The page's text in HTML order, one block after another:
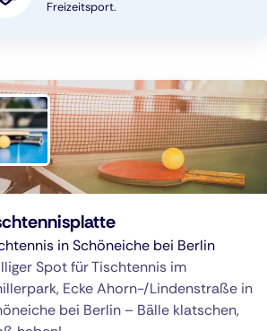
Freizeitsport.
in Schöneiche bei Berlin
Spot für Tischtennis im
Ecke Ahorn-/Lindenstraße in
bei Berlin – Bälle klatschen,